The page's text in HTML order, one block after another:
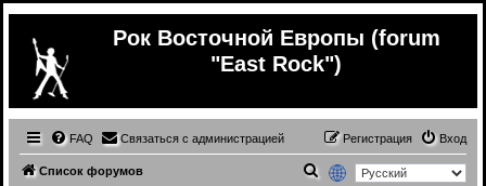
Рок Восточной Европы (forum
"East Rock")
FAQ Связаться с администрацией Вход
Регистрация
Список форумов